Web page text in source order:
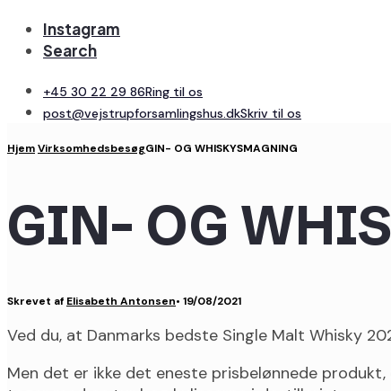
Instagram
Search
+45 30 22 29 86Ring til os
post@vejstrupforsamlingshus.dkSkriv til os
HjemVirksomhedsbesøgGIN- OG WHISKYSMAGNING
GIN- OG
Skrevet af Elisabeth Antonsen• 19/08/2021
Ved du, at Danmarks bedste Single Malt Whisky
Men det er ikke det eneste prisbelønnede